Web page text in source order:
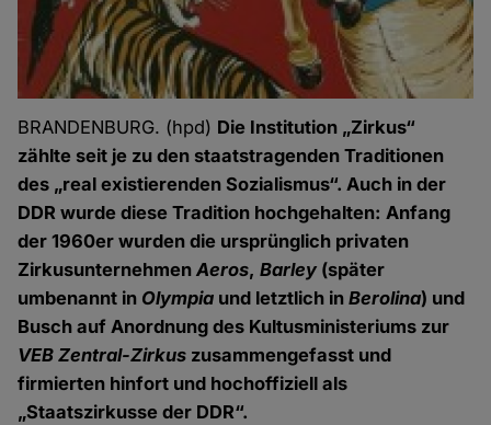
BRANDENBURG. (hpd) Die Institution „Zirkus“
zählte seit je zu den staatstragenden Traditionen
des „real existierenden Sozialismus“. Auch in der
DDR wurde diese Tradition hochgehalten: Anfang
der 1960er wurden die ursprünglich privaten
ZirkusunternehmenAeros, Barley (später
umbenannt in Olympia und letztlich inBerolina) und
Busch auf Anordnung des Kultusministeriums zur
VEB Zentral-Zirkus zusammengefasst und
firmierten hinfort und hochoffiziell als
„Staatszirkusse der DDR“.